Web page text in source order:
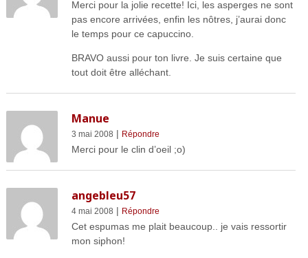
Merci pour la jolie recette! Ici, les asperges ne sont
pas encore arrivées, enfin les nôtres, j’aurai donc
le temps pour ce capuccino.
BRAVO aussi pour ton livre. Je suis certaine que
tout doit être alléchant.
Manue
3 mai 2008 | Répondre
Merci pour le clin d’oeil ;o)
angebleu57
4 mai 2008 | Répondre
Cet espumas me plait beaucoup.. je vais ressortir
mon siphon!